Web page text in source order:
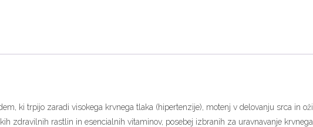
ki trpijo zaradi visokega krvnega tlaka (hipertenzije), motenj v delovanju srca in
zdravilnih rastlin in esencialnih vitaminov, posebej izbranih za uravnavanje